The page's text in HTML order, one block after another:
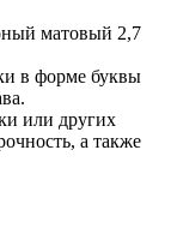
матовый 2,7
в форме буквы
или других
а также